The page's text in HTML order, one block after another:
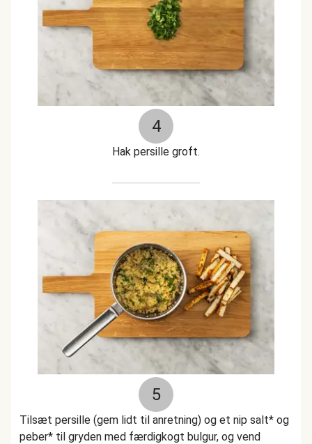
4
Hak persille groft.
5
Tilsæt persille (gem lidt til anretning) og et nip salt* og
peber* til gryden med færdigkogt bulgur, og vend